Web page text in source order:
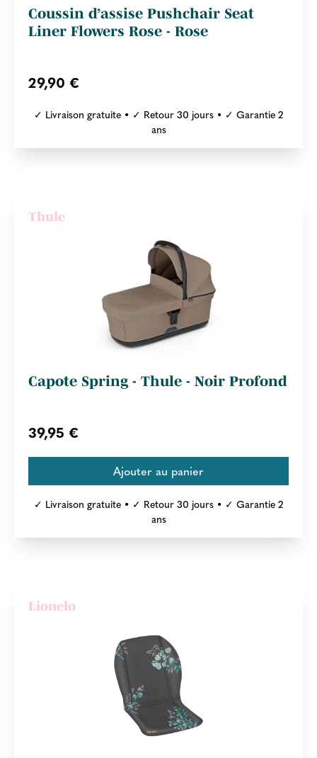
Coussin d’assise Pushchair Seat
Liner Flowers Rose - Rose
29,90 €
✓ Livraison gratuite • ✓ Retour 30 jours • ✓ Garantie 2
ans
Thule
Capote Spring - Thule - Noir Profond
39,95 €
✓ Livraison gratuite • ✓ Retour 30 jours • ✓ Garantie 2
ans
Lionelo